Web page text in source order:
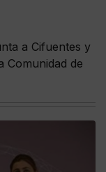
a Cifuentes y
Comunidad de